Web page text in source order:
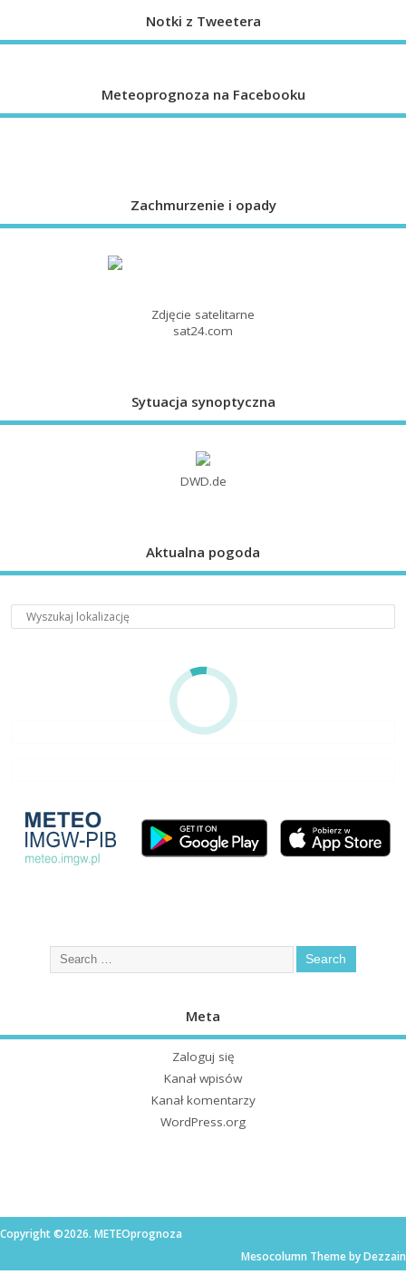
Notki z Tweetera
Meteoprognoza na Facebooku
Zachmurzenie i opady
Zdjęcie satelitarne
sat24.com
Sytuacja synoptyczna
DWD.de
Aktualna pogoda
Meta
Zaloguj się
Kanał wpisów
Kanał komentarzy
WordPress.org
Copyright ©2026. METEOprognoza
Mesocolumn Theme by Dezzain